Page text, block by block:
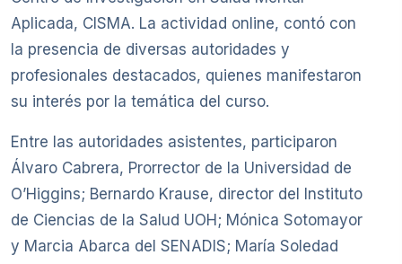
Aplicada, CISMA. La actividad online, contó con
la presencia de diversas autoridades y
profesionales destacados, quienes manifestaron
su interés por la temática del curso.
Entre las autoridades asistentes, participaron
Álvaro Cabrera, Prorrector de la Universidad de
O’Higgins; Bernardo Krause, director del Instituto
de Ciencias de la Salud UOH; Mónica Sotomayor
y Marcia Abarca del SENADIS; María Soledad